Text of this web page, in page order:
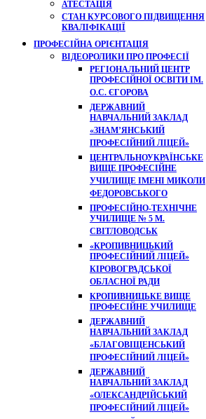
АТЕСТАЦІЯ
СТАН КУРСОВОГО ПІДВИЩЕННЯ
КВАЛІФІКАЦІЇ
ПРОФЕСІЙНА ОРІЄНТАЦІЯ
ВІДЕОРОЛИКИ ПРО ПРОФЕСІЇ
РЕГІОНАЛЬНИЙ ЦЕНТР
ПРОФЕСІЙНОЇ ОСВІТИ ІМ.
О.С. ЄГОРОВА
ДЕРЖАВНИЙ
НАВЧАЛЬНИЙ ЗАКЛАД
«ЗНАМ’ЯНСЬКИЙ
ПРОФЕСІЙНИЙ ЛІЦЕЙ»
ЦЕНТРАЛЬНОУКРАЇНСЬКЕ
ВИЩЕ ПРОФЕСІЙНЕ
УЧИЛИЩЕ ІМЕНІ МИКОЛИ
ФЕДОРОВСЬКОГО
ПРОФЕСІЙНО-ТЕХНІЧНЕ
УЧИЛИЩЕ № 5 М.
СВІТЛОВОДСЬК
«КРОПИВНИЦЬКИЙ
ПРОФЕСІЙНИЙ ЛІЦЕЙ»
КІРОВОГРАДСЬКОЇ
ОБЛАСНОЇ РАДИ
КРОПИВНИЦЬКЕ ВИЩЕ
ПРОФЕСІЙНЕ УЧИЛИЩЕ
ДЕРЖАВНИЙ
НАВЧАЛЬНИЙ ЗАКЛАД
«БЛАГОВІЩЕНСЬКИЙ
ПРОФЕСІЙНИЙ ЛІЦЕЙ»
ДЕРЖАВНИЙ
НАВЧАЛЬНИЙ ЗАКЛАД
«ОЛЕКСАНДРІЙСЬКИЙ
ПРОФЕСІЙНИЙ ЛІЦЕЙ»